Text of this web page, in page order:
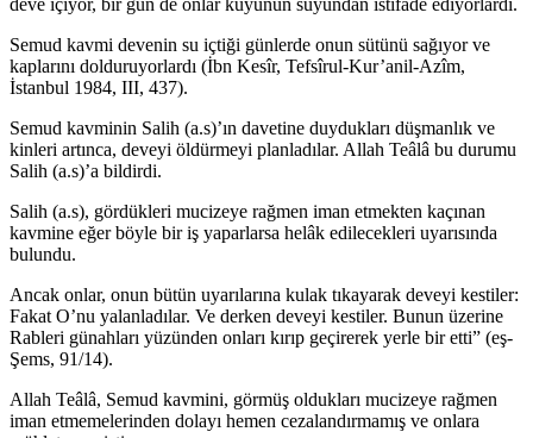
Semud kavmi devenin su içtiği günlerde onun sütünü sağıyor ve
kaplarını dolduruyorlardı (İbn Kesîr, Tefsîrul-Kur’anil-Azîm,
İstanbul 1984, III, 437).
Semud kavminin Salih (a.s)’ın davetine duydukları düşmanlık ve
kinleri artınca, deveyi öldürmeyi planladılar. Allah Teâlâ bu durumu
Salih (a.s)’a bildirdi.
Salih (a.s), gördükleri mucizeye rağmen iman etmekten kaçınan
kavmine eğer böyle bir iş yaparlarsa helâk edilecekleri uyarısında
bulundu.
Ancak onlar, onun bütün uyarılarına kulak tıkayarak deveyi kestiler:
Fakat O’nu yalanladılar. Ve derken deveyi kestiler. Bunun üzerine
Rableri günahları yüzünden onları kırıp geçirerek yerle bir etti” (eş-
Şems, 91/14).
Allah Teâlâ, Semud kavmini, görmüş oldukları mucizeye rağmen
iman etmemelerinden dolayı hemen cezalandırmamış ve onlara